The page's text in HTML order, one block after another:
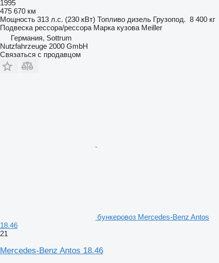
1995
475 670 км
Мощность 313 л.с. (230 кВт) Топливо дизель Грузопод. 8 400 кг
Подвеска рессора/рессора Марка кузова Meiller
Германия, Sottrum
Nutzfahrzeuge 2000 GmbH
Связаться с продавцом
бункеровоз Mercedes-Benz Antos
18.46
21
Mercedes-Benz Antos 18.46